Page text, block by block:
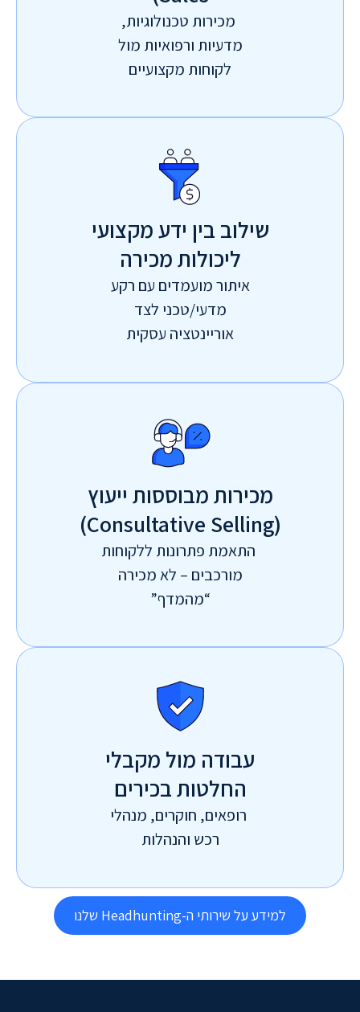
מכירות טכנולוגיות,
מדעיות ורפואיות מול
לקוחות מקצועיים
שילוב בין ידע מקצועי
ליכולות מכירה
איתור מועמדים עם רקע
מדעי/טכני לצד
אוריינטציה עסקית
מכירות מבוססות ייעוץ
(Consultative Selling)
התאמת פתרונות ללקוחות
מורכבים – לא מכירה
“מהמדף”
עבודה מול מקבלי
החלטות בכירים
רופאים, חוקרים, מנהלי
רכש והנהלות
למידע על שירותי ה-Headhunting שלנו